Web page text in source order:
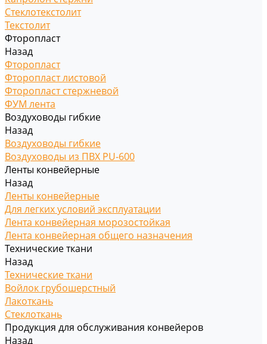
Стеклотекстолит
Текстолит
Фторопласт
Назад
Фторопласт
Фторопласт листовой
Фторопласт стержневой
ФУМ лента
Воздуховоды гибкие
Назад
Воздуховоды гибкие
Воздуховоды из ПВХ PU-600
Ленты конвейерные
Назад
Ленты конвейерные
Для легких условий эксплуатации
Лента конвейерная морозостойкая
Лента конвейерная общего назначения
Технические ткани
Назад
Технические ткани
Войлок грубошерстный
Лакоткань
Стеклоткань
Продукция для обслуживания конвейеров
Назад